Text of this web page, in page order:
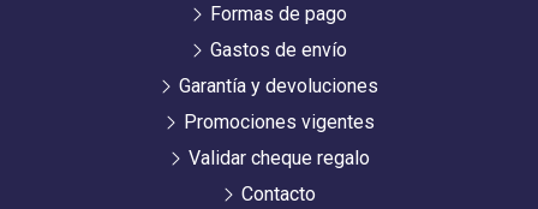
Formas de pago
Gastos de envío
Garantía y devoluciones
Promociones vigentes
Validar cheque regalo
Contacto